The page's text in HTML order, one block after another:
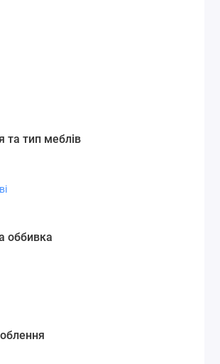
та тип меблів
оббивка